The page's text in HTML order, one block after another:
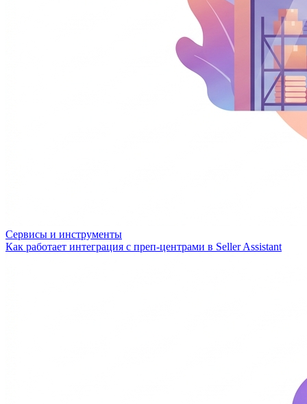
Сервисы и инструменты
Как работает интеграция с преп-центрами в Seller Assistant